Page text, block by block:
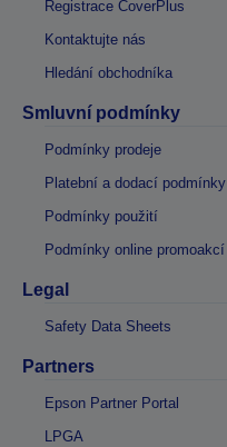
Registrace CoverPlus
Kontaktujte nás
Hledání obchodníka
Smluvní podmínky
Podmínky prodeje
Platební a dodací podmínky
Podmínky použití
Podmínky online promoakcí
Legal
Safety Data Sheets
Partners
Epson Partner Portal
LPGA